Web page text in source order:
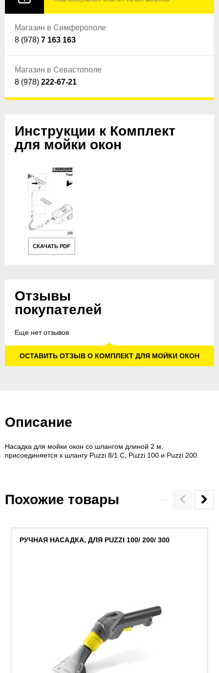
Магазин в Симферополе
8 (978) 7 163 163
Магазин в Севастополе
8 (978) 222-67-21
Инструкции к Комплект
для мойки окон
СКАЧАТЬ PDF
Отзывы
покупателей
Еще нет отзывов
ОСТАВИТЬ ОТЗЫВ О КОМПЛЕКТ ДЛЯ МОЙКИ ОКОН
Описание
Насадка для мойки окон со шлангом длиной 2 м,
присоединяется к шлангу Puzzi 8/1 C, Puzzi 100 и Puzzi 200.
Похожие товары
РУЧНАЯ НАСАДКА, ДЛЯ PUZZI 100/ 200/ 300